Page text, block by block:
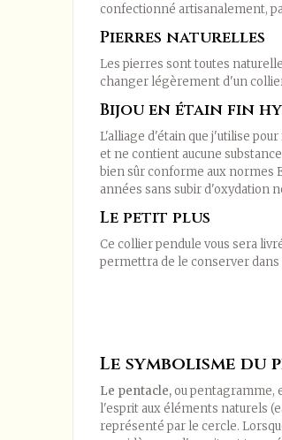
confectionné artisanalement,
Pierres naturelles
Les pierres sont toutes
changer légèrement d'un
Bijou en étain fin
L'alliage d'étain que j'utilise
et ne contient aucune
bien sûr conforme aux normes
années sans subir d'oxydation
Le petit plus
Ce collier pendule vous sera
permettra de le conserver
Le symbolisme du
Le pentacle, ou pentagramme,
l'esprit aux éléments naturels
représenté par le cercle.